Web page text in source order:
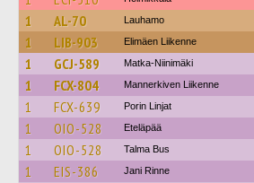
1 AL-70 Lauhamo
1 LIB-903 Elimäen Liikenne
1 GCJ-589 Matka-Niinimäki
1 FCX-804 Mannerkiven Liikenne
1 FCX-639 Porin Linjat
1 OIO-528 Eteläpää
1 OIO-528 Talma Bus
1 EIS-386 Jani Rinne